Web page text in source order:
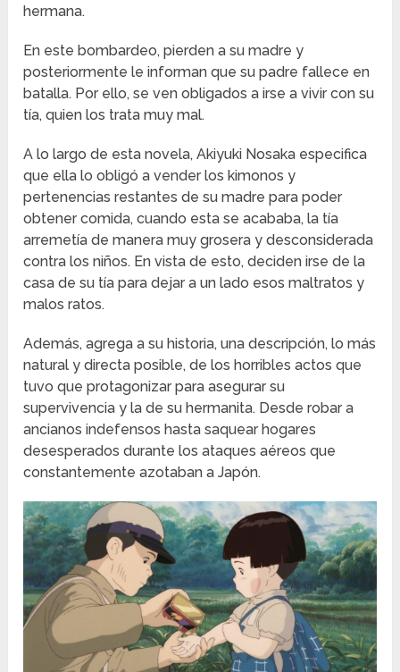
hermana.
En este bombardeo, pierden a su madre y
posteriormente le informan que su padre fallece en
batalla. Por ello, se ven obligados a irse a vivir con su
tía, quien los trata muy mal.
A lo largo de esta novela, Akiyuki Nosaka especifica
que ella lo obligó a vender los kimonos y
pertenencias restantes de su madre para poder
obtener comida, cuando esta se acababa, la tía
arremetía de manera muy grosera y desconsiderada
contra los niños. En vista de esto, deciden irse de la
casa de su tía para dejar a un lado esos maltratos y
malos ratos.
Además, agrega a su historia, una descripción, lo más
natural y directa posible, de los horribles actos que
tuvo que protagonizar para asegurar su
supervivencia y la de su hermanita. Desde robar a
ancianos indefensos hasta saquear hogares
desesperados durante los ataques aéreos que
constantemente azotaban a Japón.